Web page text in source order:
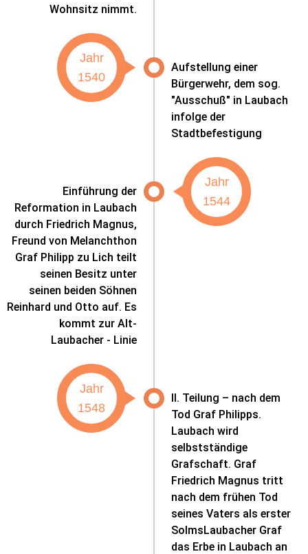
Wohnsitz nimmt.
Jahr
1540
Aufstellung einer
Bürgerwehr, dem sog.
"Ausschuß" in Laubach
infolge der
Stadtbefestigung
Jahr
1544
Einführung der
Reformation in Laubach
durch Friedrich Magnus,
Freund von Melanchthon
Graf Philipp zu Lich teilt
seinen Besitz unter
seinen beiden Söhnen
Reinhard und Otto auf. Es
kommt zur Alt-
Laubacher - Linie
Jahr
1548
II. Teilung – nach dem
Tod Graf Philipps.
Laubach wird
selbstständige
Grafschaft. Graf
Friedrich Magnus tritt
nach dem frühen Tod
seines Vaters als erster
SolmsLaubacher Graf
das Erbe in Laubach an